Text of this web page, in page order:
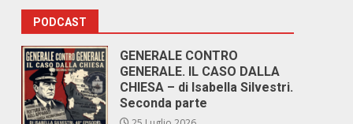
PODCAST
GENERALE CONTRO
GENERALE. IL CASO DALLA
CHIESA – di Isabella Silvestri.
Seconda parte